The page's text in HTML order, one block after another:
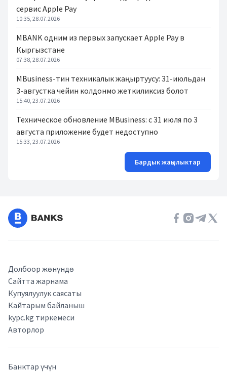
сервис Apple Pay
10:35, 28.07.2026
MBANK одним из первых запускает Apple Pay в
Кыргызстане
07:38, 28.07.2026
MBusiness-тин техникалык жаңыртуусу: 31-июльдан
3-августка чейин колдонмо жеткиликсиз болот
15:40, 23.07.2026
Техническое обновление MBusiness: с 31 июля по 3
августа приложение будет недоступно
15:33, 23.07.2026
Бардык жаңылыктар
Долбоор жөнүндө
Сайтта жарнама
Купуялуулук саясаты
Кайтарым байланыш
kypc.kg тиркемеси
Авторлор
Банктар үчүн